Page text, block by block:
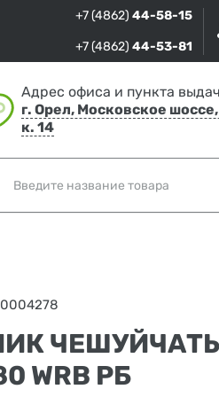
+7 (4862) 44-58-15
+7 (4862) 44-53-81
Адрес офиса и пункта
г. Орел, Московское шоссе,
к. 14
WRB РБ